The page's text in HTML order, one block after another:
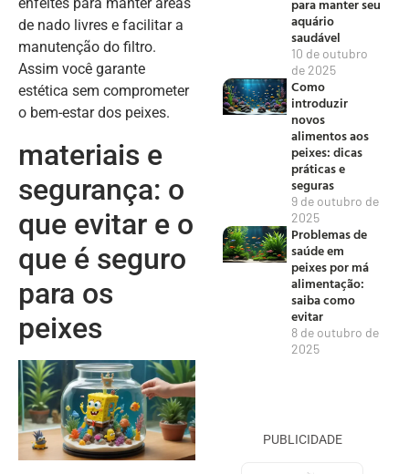
de nado livres e facilitar a
manutenção do filtro.
Assim você garante
estética sem comprometer
o bem-estar dos peixes.
materiais e
segurança: o
que evitar e o
que é seguro
para os
peixes
para manter seu
aquário
saudável
10 de outubro
de 2025
Como
introduzir
novos
alimentos aos
peixes: dicas
práticas e
seguras
9 de outubro de
2025
Problemas de
saúde em
peixes por má
alimentação:
saiba como
evitar
8 de outubro de
2025
PUBLICIDADE